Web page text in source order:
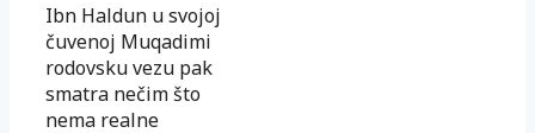
Ibn Haldun u svojoj
čuvenoj Muqadimi
rodovsku vezu pak
smatra nečim što
nema realne